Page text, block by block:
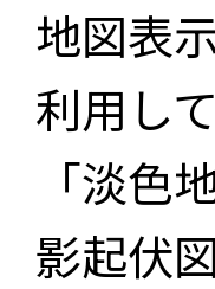
地図表
利用し
「淡色
影起伏